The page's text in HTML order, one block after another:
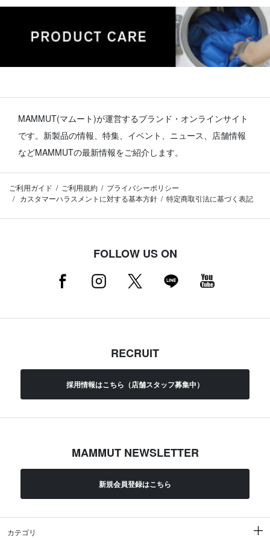
MAMMUT(マムート)が運営するブランド・オンラインサイト
です。 新製品の情報、特集、イベント、ニュース、店舗情報
などMAMMUTの最新情報をご紹介します。
ご利用ガイド ご利用規約
プライバシーポリシー
カスタマーハラスメントに対する基本方針
特定商取引法に基づく表記
FOLLOW US ON
RECRUIT
採用情報はこちら（店舗スタッフ募集中）
MAMMUT NEWSLETTER
新規会員登録はこちら
カテゴリ